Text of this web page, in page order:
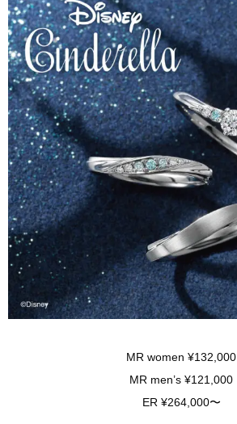
MR women ¥132,000
MR men’s ¥121,000
ER ¥264,000〜